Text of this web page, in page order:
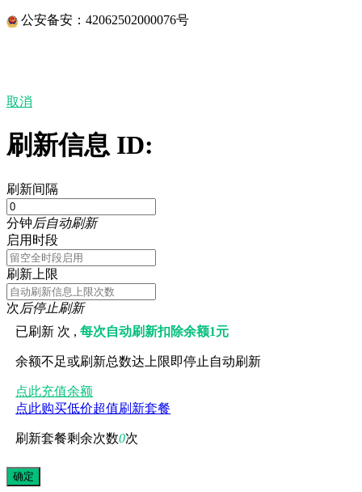
公安备安：42062502000076号
取消
刷新信息 ID:
刷新间隔
分钟后自动刷新
启用时段
刷新上限
次后停止刷新
已刷新 次 ,每次自动刷新扣除余额1元
余额不足或刷新总数达上限即停止自动刷新
点此充值余额
点此购买低价超值刷新套餐
刷新套餐剩余次数0次